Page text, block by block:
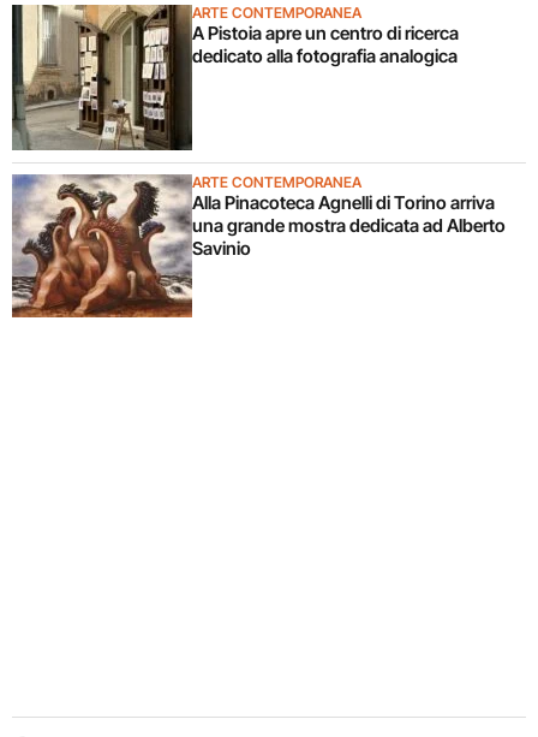
ARTE CONTEMPORANEA
A Pistoia apre un centro di ricerca
dedicato alla fotografia analogica
ARTE CONTEMPORANEA
Alla Pinacoteca Agnelli di Torino arriva
una grande mostra dedicata ad Alberto
Savinio